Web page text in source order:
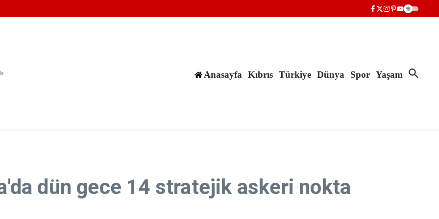
Anasayfa Kıbrıs Türkiye Dünya Spor Yaşam
dün gece 14 stratejik askeri nokta